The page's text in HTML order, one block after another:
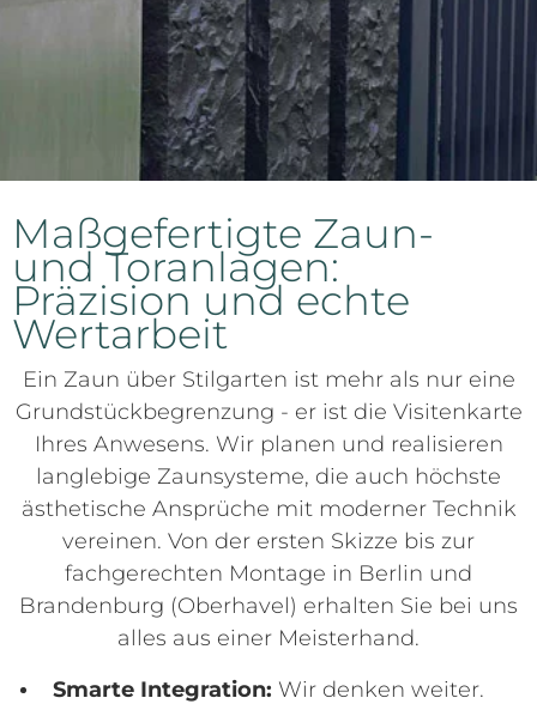
Maßgefertigte Zaun-
und Toranlagen:
Präzision und echte
Wertarbeit
Ein Zaun über Stilgarten ist mehr als nur eine
Grundstückbegrenzung - er ist die Visitenkarte
Ihres Anwesens. Wir planen und realisieren
langlebige Zaunsysteme, die auch höchste
ästhetische Ansprüche mit moderner Technik
vereinen. Von der ersten Skizze bis zur
fachgerechten Montage in Berlin und
Brandenburg (Oberhavel) erhalten Sie bei uns
alles aus einer Meisterhand.
Smarte Integration: Wir denken weiter.